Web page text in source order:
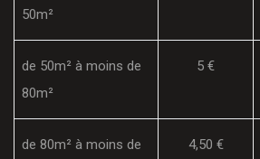
50m²
de 50m² à moins de
80m²
5 €
de 80m² à moins de
4,50 €